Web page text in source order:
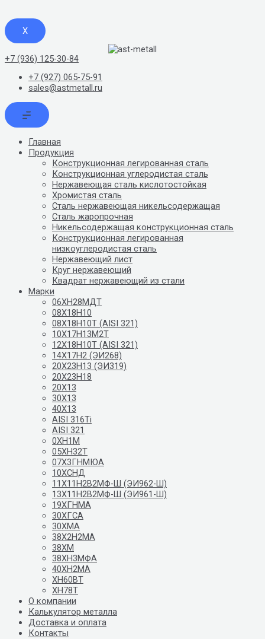
X
+7 (936) 125-30-84
+7 (927) 065-75-91
sales@astmetall.ru
Главная
Продукция
Конструкционная легированная сталь
Конструкционная углеродистая сталь
Нержавеющая сталь кислотостойкая
Хромистая сталь
Сталь нержавеющая никельсодержащая
Сталь жаропрочная
Никельсодержащая конструкционная сталь
Конструкционная легированная
низкоуглеродистая сталь
Нержавеющий лист
Круг нержавеющий
Квадрат нержавеющий из стали
Марки
06ХН28МДТ
08Х18Н10
08Х18Н10Т (AISI 321)
10Х17Н13М2Т
12Х18Н10Т (AISI 321)
14Х17Н2 (ЭИ268)
20Х23Н13 (ЭИ319)
20Х23Н18
20Х13
30Х13
40Х13
AISI 316Ti
AISI 321
0ХН1М
05ХН32Т
07Х3ГНМЮА
10ХСНД
11Х11Н2В2МФ-Ш (ЭИ962-Ш)
13Х11Н2В2МФ-Ш (ЭИ961-Ш)
19ХГНМА
30ХГСА
30ХМА
38Х2Н2МА
38ХМ
38ХН3МФА
40ХН2МА
ХН60ВТ
ХН78Т
О компании
Калькулятор металла
Доставка и оплата
Контакты